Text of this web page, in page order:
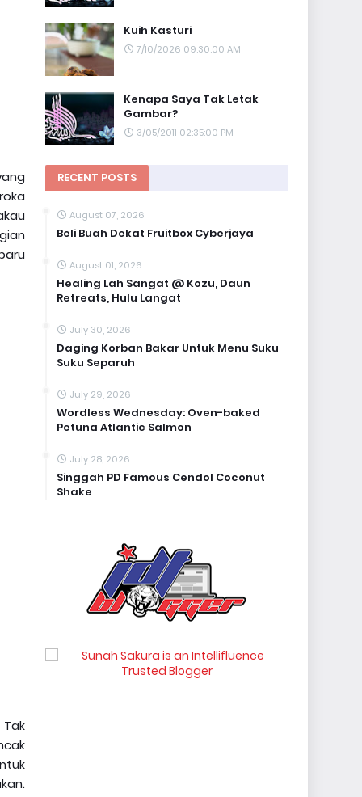
Kuih Kasturi
7/10/2026 09:30:00 AM
Kenapa Saya Tak Letak
Gambar?
3/05/2011 02:35:00 PM
RECENT POSTS
August 07, 2026
Beli Buah Dekat Fruitbox Cyberjaya
August 01, 2026
Healing Lah Sangat @ Kozu, Daun
Retreats, Hulu Langat
July 30, 2026
Daging Korban Bakar Untuk Menu Suku
Suku Separuh
July 29, 2026
Wordless Wednesday: Oven-baked
Petuna Atlantic Salmon
July 28, 2026
Singgah PD Famous Cendol Coconut
Shake